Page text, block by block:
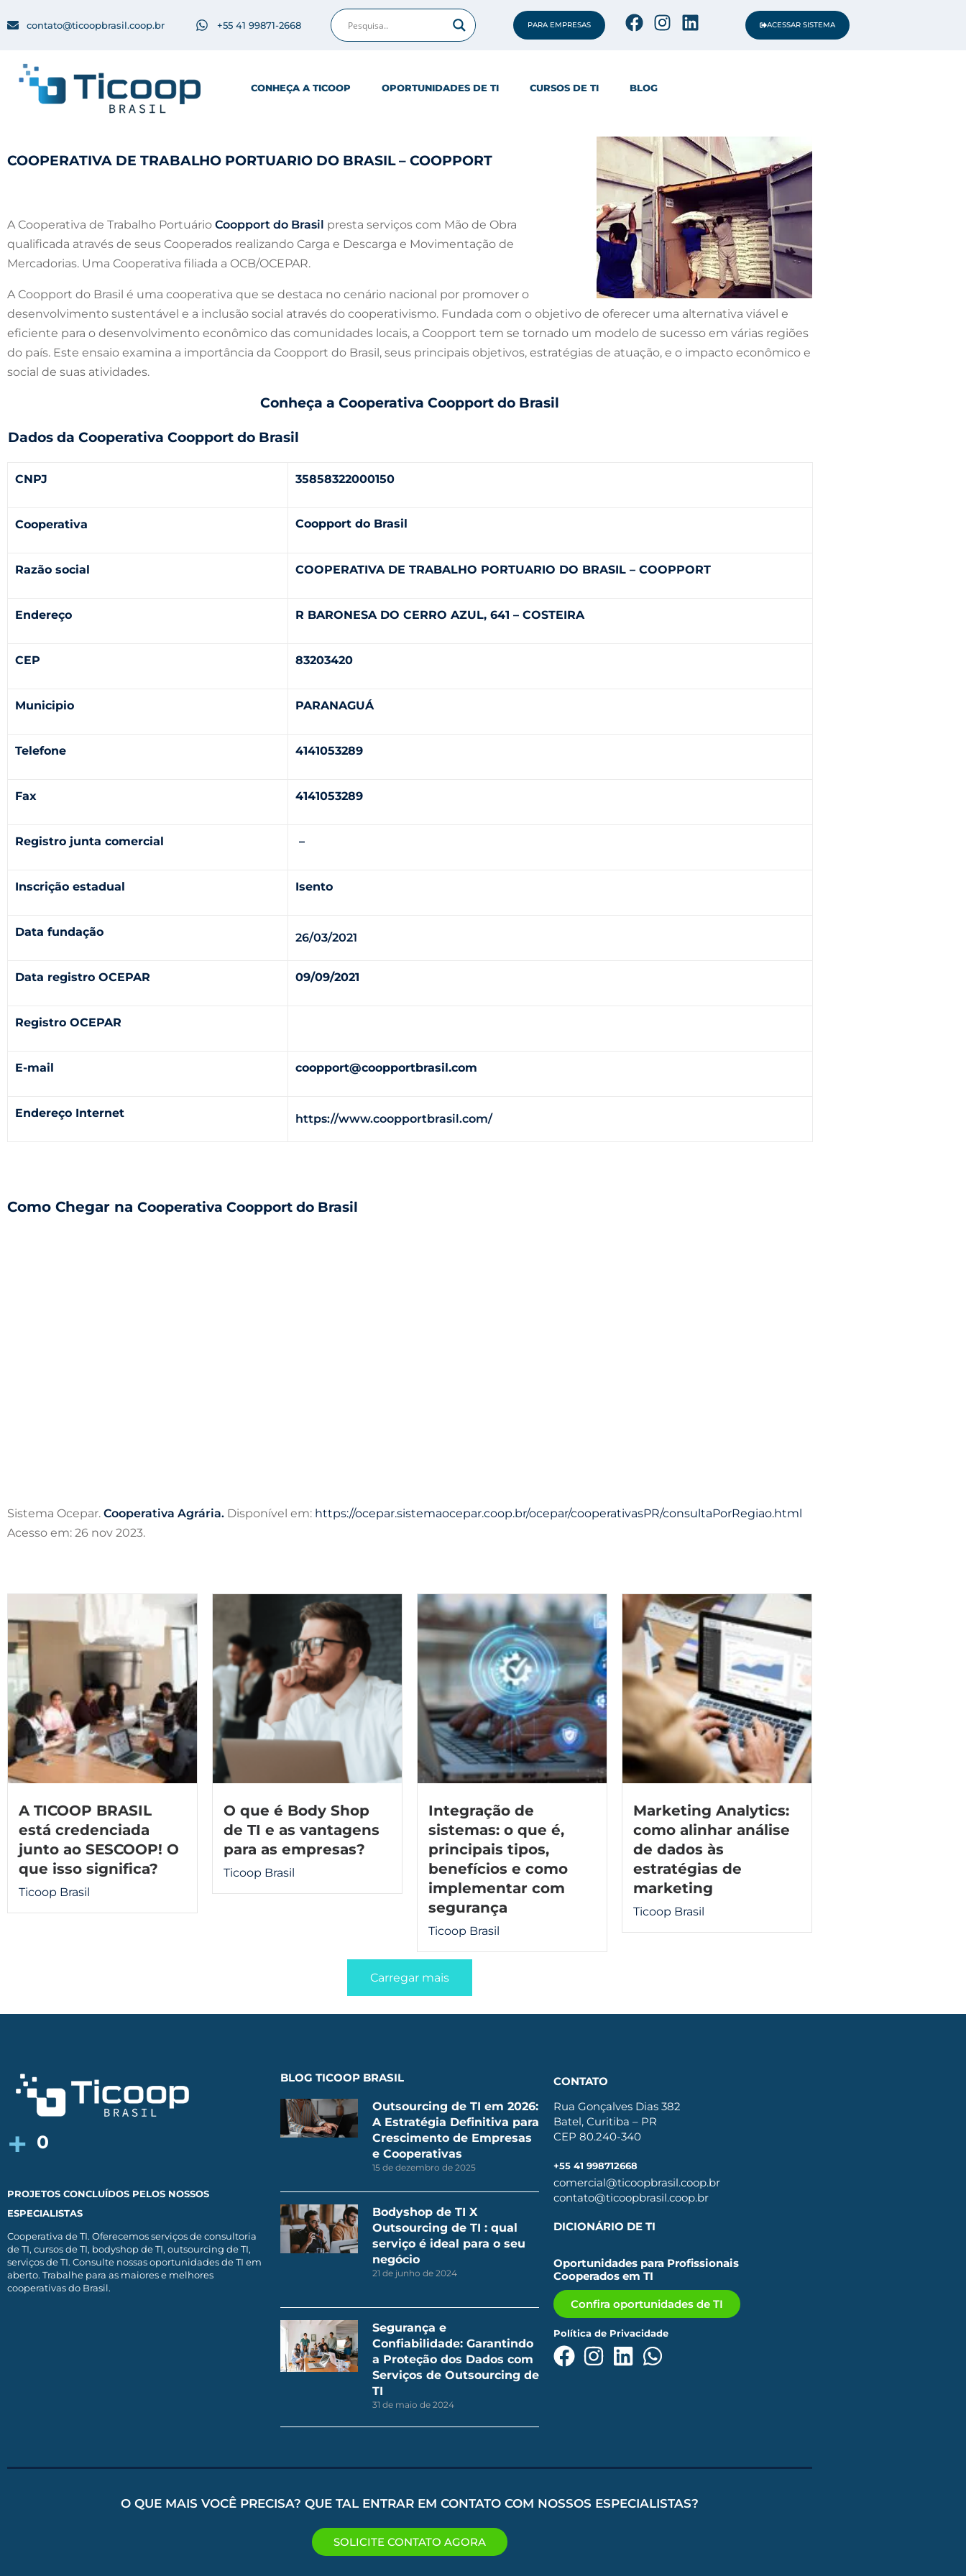
contato@ticoopbrasil.coop.br +55 41 99871-2668 PARA EMPRESAS ACESSAR SISTEMA
CONHEÇA A TICOOP OPORTUNIDADES DE TI CURSOS DE TI BLOG
COOPERATIVA DE TRABALHO PORTUARIO DO BRASIL – COOPPORT
A Cooperativa de Trabalho Portuário Coopport do Brasil presta serviços com Mão de Obra
qualificada através de seus Cooperados realizando Carga e Descarga e Movimentação de
Mercadorias. Uma Cooperativa filiada a OCB/OCEPAR.
A Coopport do Brasil é uma cooperativa que se destaca no cenário nacional por promover o
desenvolvimento sustentável e a inclusão social através do cooperativismo. Fundada com o objetivo de oferecer uma alternativa viável e
eficiente para o desenvolvimento econômico das comunidades locais, a Coopport tem se tornado um modelo de sucesso em várias regiões
do país. Este ensaio examina a importância da Coopport do Brasil, seus principais objetivos, estratégias de atuação, e o impacto econômico e
social de suas atividades.
Conheça a Cooperativa Coopport do Brasil
Dados da Cooperativa Coopport do Brasil
CNPJ 35858322000150
Cooperativa Coopport do Brasil
Razão social COOPERATIVA DE TRABALHO PORTUARIO DO BRASIL – COOPPORT
Endereço R BARONESA DO CERRO AZUL, 641 – COSTEIRA
CEP 83203420
Municipio PARANAGUÁ
Telefone 4141053289
Fax 4141053289
Registro junta comercial –
Inscrição estadual Isento
Data fundação 26/03/2021
Data registro OCEPAR 09/09/2021
Registro OCEPAR
E-mail coopport@coopportbrasil.com
Endereço Internet https://www.coopportbrasil.com/
Como Chegar na Cooperativa Coopport do Brasil
Sistema Ocepar. Cooperativa Agrária. Disponível em: https://ocepar.sistemaocepar.coop.br/ocepar/cooperativasPR/consultaPorRegiao.html
Acesso em: 26 nov 2023.
A TICOOP BRASIL
está credenciada
junto ao SESCOOP! O
que isso significa?
Ticoop Brasil
O que é Body Shop
de TI e as vantagens
para as empresas?
Ticoop Brasil
Integração de
sistemas: o que é,
principais tipos,
benefícios e como
implementar com
segurança
Ticoop Brasil
Marketing Analytics:
como alinhar análise
de dados às
estratégias de
marketing
Ticoop Brasil
Carregar mais
+ 0
PROJETOS CONCLUÍDOS PELOS NOSSOS
ESPECIALISTAS
Cooperativa de TI. Oferecemos serviços de consultoria
de TI, cursos de TI, bodyshop de TI, outsourcing de TI,
serviços de TI. Consulte nossas oportunidades de TI em
aberto. Trabalhe para as maiores e melhores
cooperativas do Brasil.
BLOG TICOOP BRASIL
Outsourcing de TI em 2026:
A Estratégia Definitiva para
Crescimento de Empresas
e Cooperativas
15 de dezembro de 2025
Bodyshop de TI X
Outsourcing de TI : qual
serviço é ideal para o seu
negócio
21 de junho de 2024
Segurança e
Confiabilidade: Garantindo
a Proteção dos Dados com
Serviços de Outsourcing de
TI
31 de maio de 2024
CONTATO
Rua Gonçalves Dias 382
Batel, Curitiba – PR
CEP 80.240-340
+55 41 998712668
comercial@ticoopbrasil.coop.br
contato@ticoopbrasil.coop.br
DICIONÁRIO DE TI
Oportunidades para Profissionais
Cooperados em TI
Confira oportunidades de TI
Política de Privacidade
O QUE MAIS VOCÊ PRECISA? QUE TAL ENTRAR EM CONTATO COM NOSSOS ESPECIALISTAS?
SOLICITE CONTATO AGORA